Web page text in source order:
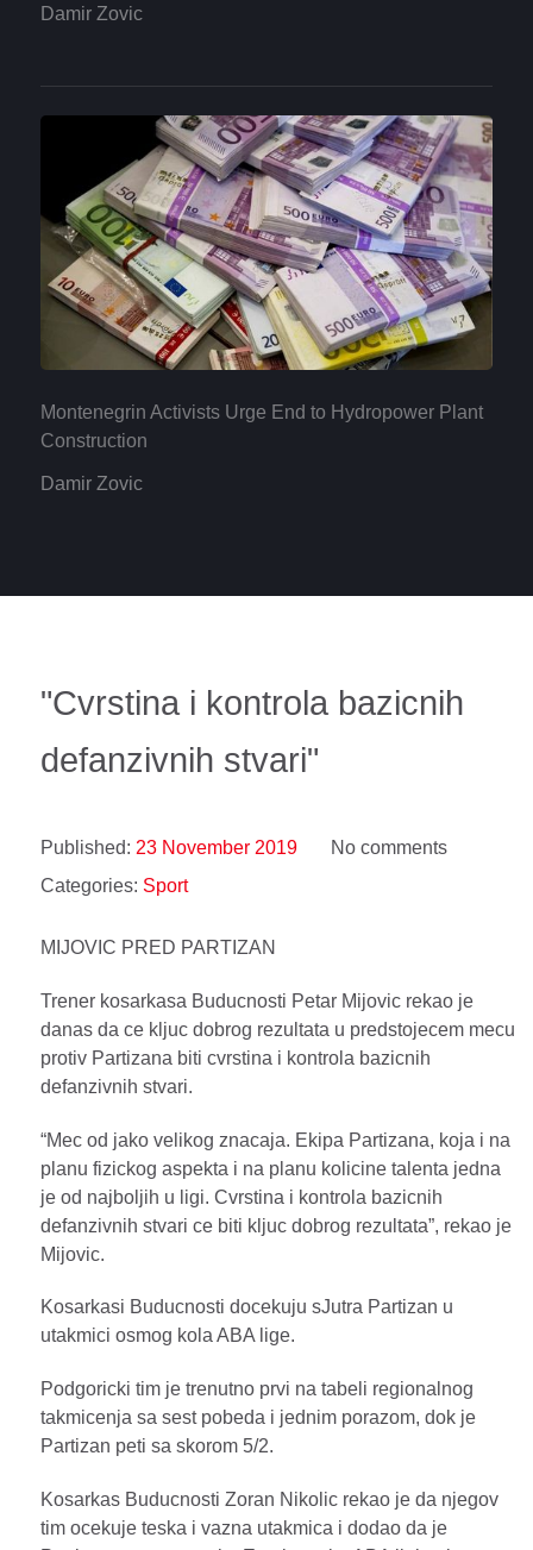
Damir Zovic
Montenegrin Activists Urge End to Hydropower Plant
Construction
Damir Zovic
"Cvrstina i kontrola bazicnih
defanzivnih stvari"
Published: 23 November 2019
No comments
Categories: Sport
MIJOVIC PRED PARTIZAN
Trener kosarkasa Buducnosti Petar Mijovic rekao je
danas da ce kljuc dobrog rezultata u predstojecem mecu
protiv Partizana biti cvrstina i kontrola bazicnih
defanzivnih stvari.
“Mec od jako velikog znacaja. Ekipa Partizana, koja i na
planu fizickog aspekta i na planu kolicine talenta jedna
je od najboljih u ligi. Cvrstina i kontrola bazicnih
defanzivnih stvari ce biti kljuc dobrog rezultata”, rekao je
Mijovic.
Kosarkasi Buducnosti docekuju sJutra Partizan u
utakmici osmog kola ABA lige.
Podgoricki tim je trenutno prvi na tabeli regionalnog
takmicenja sa sest pobeda i jednim porazom, dok je
Partizan peti sa skorom 5/2.
Kosarkas Buducnosti Zoran Nikolic rekao je da njegov
tim ocekuje teska i vazna utakmica i dodao da je